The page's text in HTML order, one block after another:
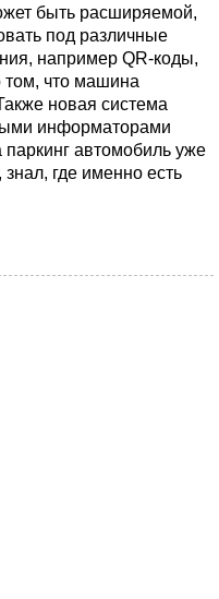
быть расширяемой,
под различные
например QR-коды,
том, что машина
новая система
информаторами
автомобиль уже
где именно есть